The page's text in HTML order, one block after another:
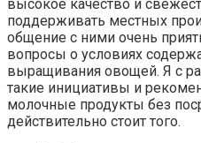
высокое качество и
поддерживать местных
общение с ними очень
вопросы о условиях
выращивания овощей. Я с
такие инициативы и
молочные продукты без
действительно стоит того.